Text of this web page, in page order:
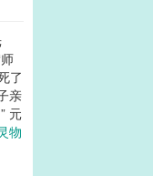
了
亲
元
物